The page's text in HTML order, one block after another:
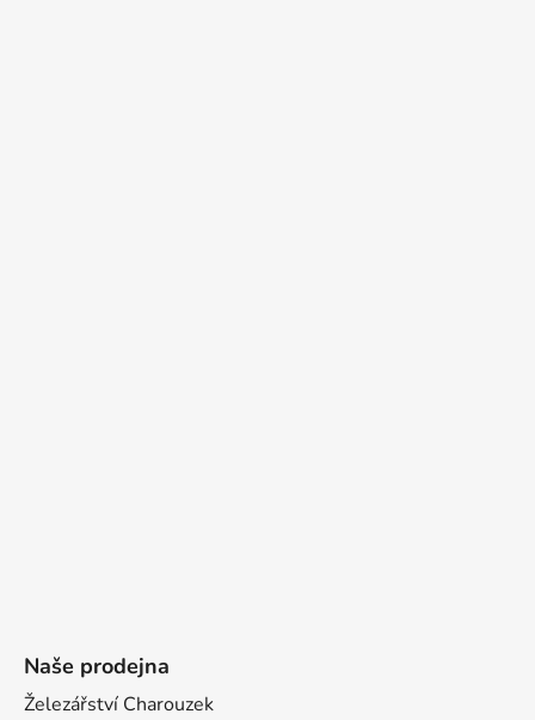
Naše prodejna
Železářství Charouzek